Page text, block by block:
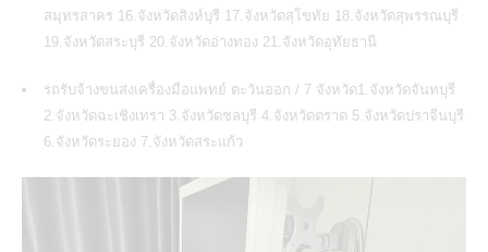
สมุทรสาคร 16.จังหวัดสิงห์บุรี 17.จังหวัดสุโขทัย 18.จังหวัดสุพรรณบุรี
19.จังหวัดสระบุรี 20.จังหวัดอ่างทอง 21.จังหวัดอุทัยธานี
รถรับจ้างขนส่งเครื่องมือแพทย์ ตะวันออก / 7 จังหวัด1.จังหวัดจันทบุรี
2.จังหวัดฉะเชิงเทรา 3.จังหวัดชลบุรี 4.จังหวัดตราด 5.จังหวัดปราจีนบุรี
6.จังหวัดระยอง 7.จังหวัดสระแก้ว